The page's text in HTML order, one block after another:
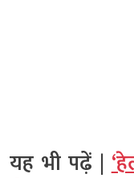
यह भी पढ़ें |